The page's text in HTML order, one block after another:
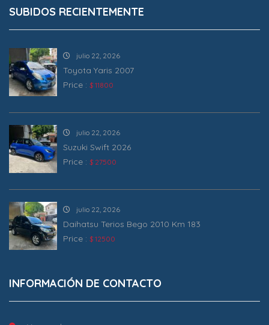
SUBIDOS RECIENTEMENTE
julio 22, 2026
Toyota Yaris 2007
Price : $ 11800
julio 22, 2026
Suzuki Swift 2026
Price : $ 27500
julio 22, 2026
Daihatsu Terios Bego 2010 Km 183
Price : $ 12500
INFORMACIÓN DE CONTACTO